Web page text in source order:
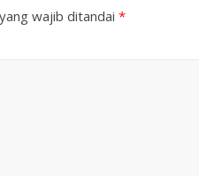
wajib ditandai *